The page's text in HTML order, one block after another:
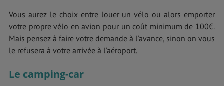
Vous aurez le choix entre louer un vélo ou alors emporter
votre propre vélo en avion pour un coût minimum de 100€.
Mais pensez à faire votre demande à l’avance, sinon on vous
le refusera à votre arrivée à l’aéroport.
Le camping-car